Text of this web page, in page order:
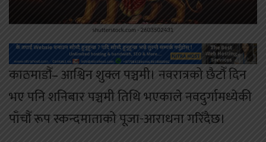
काठमाडौँ– आश्विन शुक्ल पञ्चमी। नवरात्रको छैटौँ दिन
भए पनि शनिबार पञ्चमी तिथि भएकाले नवदुर्गामध्येकी
पाँचौँ रूप स्कन्दमाताको पूजा-आराधना गरिँदैछ।